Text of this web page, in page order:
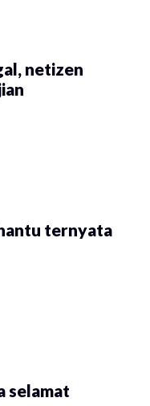
netizen
ternyata
selamat